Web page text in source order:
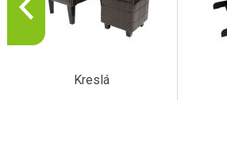
Kreslá